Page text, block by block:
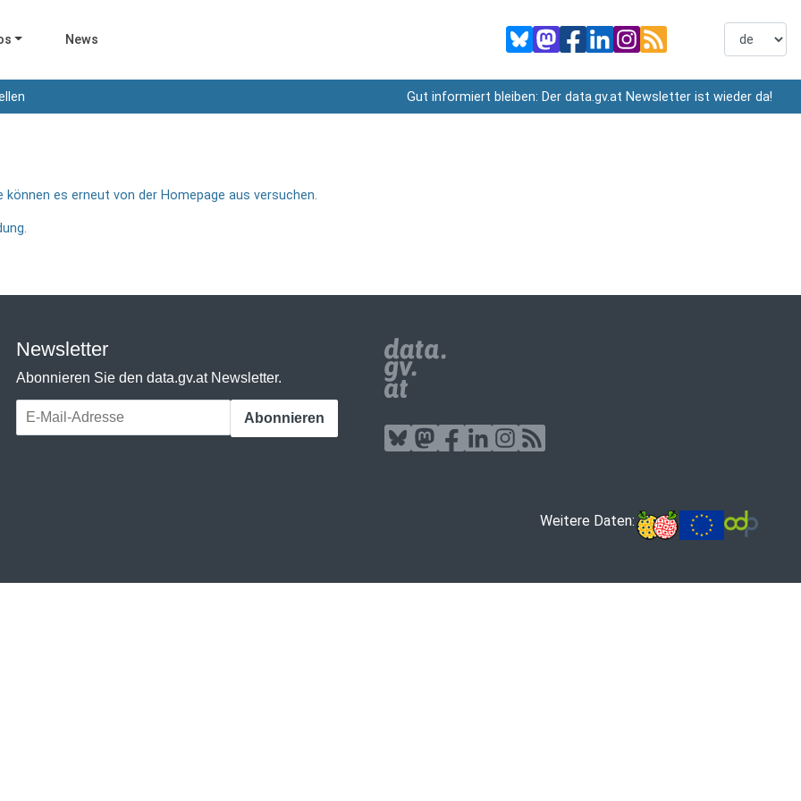
News
Gut informiert bleiben: Der data.gv.at Newsletter ist wieder da!
es erneut von der Homepage aus versuchen.
Newsletter
Abonnieren Sie den data.gv.at Newsletter.
E-Mail-Adresse
Abonnieren
Weitere Daten: